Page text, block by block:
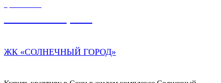
ЖК «СОЛНЕЧНЫЙ ГОРОД»